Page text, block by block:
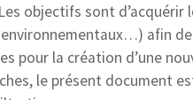
objectifs sont
afin
pour la création d’une
le présent document